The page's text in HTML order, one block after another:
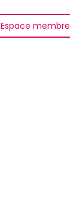
Espace membre